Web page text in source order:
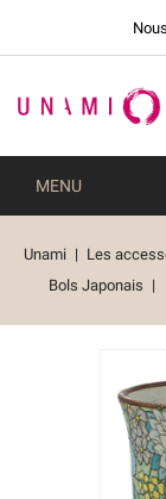
MENU
Unami Les
Bols Japonais